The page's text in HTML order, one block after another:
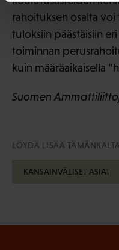
rahoituksen osalta
tuloksiin päästäisiin
toiminnan
kuin määräaikaisella
Suomen
LÖYDÄ LISÄÄ
KANSAINVÄLISET ASIAT